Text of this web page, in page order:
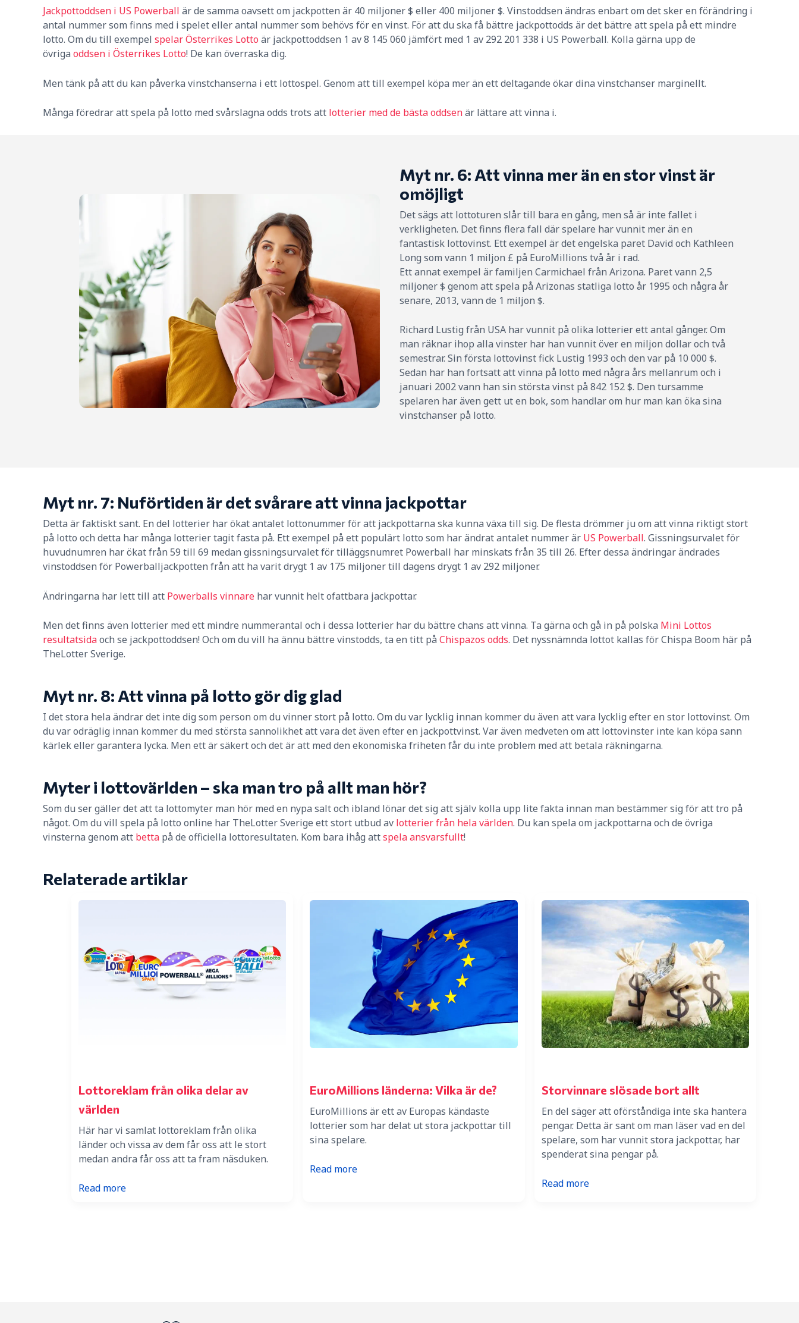
Jackpottoddsen i US Powerball är de samma oavsett om jackpotten är 40 miljoner $ eller 400 miljoner $. Vinstoddsen ändras enbart om det sker en förändring i
antal nummer som finns med i spelet eller antal nummer som behövs för en vinst. För att du ska få bättre jackpottodds är det bättre att spela på ett mindre
lotto. Om du till exempel spelar Österrikes Lotto är jackpottoddsen 1 av 8 145 060 jämfört med 1 av 292 201 338 i US Powerball. Kolla gärna upp de
övriga oddsen i Österrikes Lotto! De kan överraska dig.
Men tänk på att du kan påverka vinstchanserna i ett lottospel. Genom att till exempel köpa mer än ett deltagande ökar dina vinstchanser marginellt.
Många föredrar att spela på lotto med svårslagna odds trots att lotterier med de bästa oddsenär lättare att vinna i.
Myt nr. 6: Att vinna mer än en stor vinst är
omöjligt
Det sägs att lottoturen slår till bara en gång, men så är inte fallet i
verkligheten. Det finns flera fall där spelare har vunnit mer än en
fantastisk lottovinst. Ett exempel är det engelska paret David och Kathleen
Long som vann 1 miljon £ på EuroMillions två år i rad.
Ett annat exempel är familjen Carmichael från Arizona. Paret vann 2,5
miljoner $ genom att spela på Arizonas statliga lotto år 1995 och några år
senare, 2013, vann de 1 miljon $.
Richard Lustig från USA har vunnit på olika lotterier ett antal gånger. Om
man räknar ihop alla vinster har han vunnit över en miljon dollar och två
semestrar. Sin första lottovinst fick Lustig 1993 och den var på 10 000 $.
Sedan har han fortsatt att vinna på lotto med några års mellanrum och i
januari 2002 vann han sin största vinst på 842 152 $. Den tursamme
spelaren har även gett ut en bok, som handlar om hur man kan öka sina
vinstchanser på lotto.
Myt nr. 7: Nuförtiden är det svårare att vinna jackpottar
Detta är faktiskt sant. En del lotterier har ökat antalet lottonummer för att jackpottarna ska kunna växa till sig. De flesta drömmer ju om att vinna riktigt stort
på lotto och detta har många lotterier tagit fasta på. Ett exempel på ett populärt lotto som har ändrat antalet nummer är US Powerball. Gissningsurvalet för
huvudnumren har ökat från 59 till 69 medan gissningsurvalet för tilläggsnumret Powerball har minskats från 35 till 26. Efter dessa ändringar ändrades
vinstoddsen för Powerballjackpotten från att ha varit drygt 1 av 175 miljoner till dagens drygt 1 av 292 miljoner.
Ändringarna har lett till att Powerballs vinnare har vunnit helt ofattbara jackpottar.
Men det finns även lotterier med ett mindre nummerantal och i dessa lotterier har du bättre chans att vinna. Ta gärna och gå in på polska Mini Lottos
resultatsidaoch se jackpottoddsen! Och om du vill ha ännu bättre vinstodds, ta en titt på Chispazos odds. Det nyssnämnda lottot kallas för Chispa Boom här på
TheLotter Sverige.
Myt nr. 8: Att vinna på lotto gör dig glad
I det stora hela ändrar det inte dig som person om du vinner stort på lotto. Om du var lycklig innan kommer du även att vara lycklig efter en stor lottovinst. Om
du var odräglig innan kommer du med största sannolikhet att vara det även efter en jackpottvinst. Var även medveten om att lottovinster inte kan köpa sann
kärlek eller garantera lycka. Men ett är säkert och det är att med den ekonomiska friheten får du inte problem med att betala räkningarna.
Myter i lottovärlden – ska man tro på allt man hör?
Som du ser gäller det att ta lottomyter man hör med en nypa salt och ibland lönar det sig att själv kolla upp lite fakta innan man bestämmer sig för att tro på
något. Om du vill spela på lotto online har TheLotter Sverige ett stort utbud av lotterier från hela världen. Du kan spela om jackpottarna och de övriga
vinsterna genom att betta på de officiella lottoresultaten. Kom bara ihåg attspela ansvarsfullt!
Relaterade artiklar
Lottoreklam från olika delar av
världen
Här har vi samlat lottoreklam från olika
länder och vissa av dem får oss att le stort
medan andra får oss att ta fram näsduken.
Read more:
EuroMillions länderna: Vilka är de?
EuroMillions är ett av Europas kändaste
lotterier som har delat ut stora jackpottar till
sina spelare.
Read more:
Storvinnare slösade bort allt
En del säger att oförståndiga inte ska hantera
pengar. Detta är sant om man läser vad en del
spelare, som har vunnit stora jackpottar, har
spenderat sina pengar på.
Read more: